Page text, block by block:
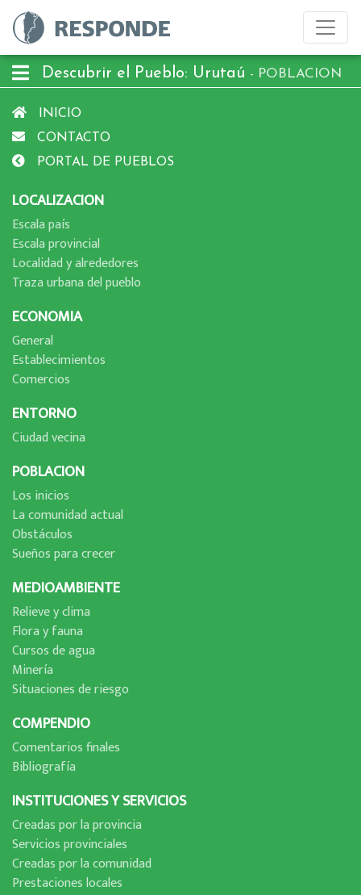
Descubrir el Pueblo: Urutaú - POBLACION
INICIO
CONTACTO
PORTAL DE PUEBLOS
LOCALIZACION
Escala paí­s
Escala provincial
Localidad y alrededores
Traza urbana del pueblo
ECONOMIA
General
Establecimientos
Comercios
ENTORNO
Ciudad vecina
POBLACION
Los inicios
La comunidad actual
Obstáculos
Sueños para crecer
MEDIOAMBIENTE
Relieve y clima
Flora y fauna
Cursos de agua
Minerí­a
Situaciones de riesgo
COMPENDIO
Comentarios finales
Bibliografí­a
INSTITUCIONES Y SERVICIOS
Creadas por la provincia
Servicios provinciales
Creadas por la comunidad
Prestaciones locales